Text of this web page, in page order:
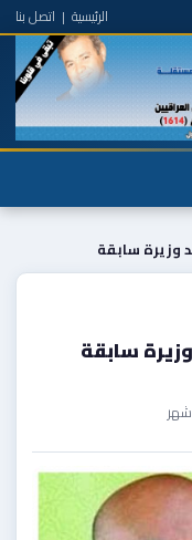
الرئيسية | اتصل بنا
وزيرة سابقة
سابقة